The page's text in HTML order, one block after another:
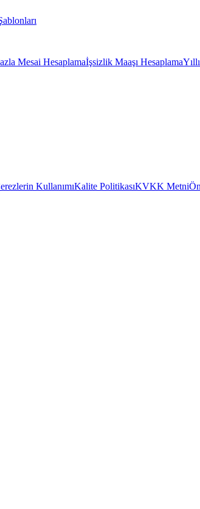
Mesai Hesaplamaİşsizlik Maaşı Hesaplama
KullanımıKalite PolitikasıKVKK Metni